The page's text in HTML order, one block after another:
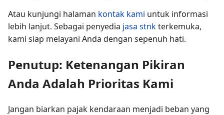
Atau kunjungi halaman kontak kami untuk informasi
lebih lanjut. Sebagai penyedia jasa stnkterkemuka,
kami siap melayani Anda dengan sepenuh hati.
Penutup: Ketenangan Pikiran
Anda Adalah Prioritas Kami
Jangan biarkan pajak kendaraan menjadi beban yang